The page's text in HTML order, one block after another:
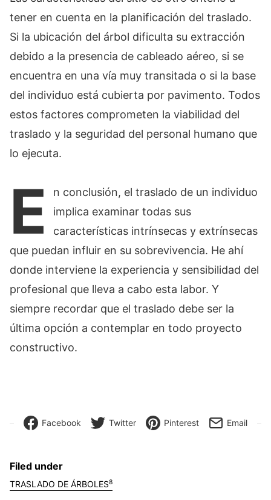
tener en cuenta en la planificación del traslado.
Si la ubicación del árbol dificulta su extracción
debido a la presencia de cableado aéreo, si se
encuentra en una vía muy transitada o si la base
del individuo está cubierta por pavimento. Todos
estos factores comprometen la viabilidad del
traslado y la seguridad del personal humano que
lo ejecuta.
E
n conclusión, el traslado de un individuo
implica examinar todas sus
características intrínsecas y extrínsecas
que puedan influir en su sobrevivencia. He ahí
donde interviene la experiencia y sensibilidad del
profesional que lleva a cabo esta labor. Y
siempre recordar que el traslado debe ser la
última opción a contemplar en todo proyecto
constructivo.
Facebook Twitter Pinterest Email
Filed under
TRASLADO DE ÁRBOLES8